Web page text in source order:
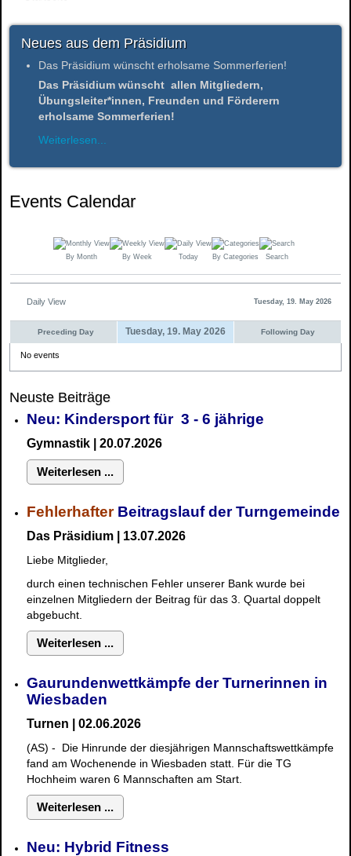
Neues aus dem Präsidium
Das Präsidium wünscht erholsame Sommerferien!
Das Präsidium wünscht allen Mitgliedern,
Übungsleiter*innen, Freunden und Förderern
erholsame Sommerferien!
Weiterlesen...
Events Calendar
By Month By Week Today By Categories Search
Daily View Tuesday, 19. May 2026
Preceding Day Tuesday, 19. May 2026 Following Day
No events
Neuste Beiträge
Neu: Kindersport für 3 - 6 jährige
Gymnastik | 20.07.2026
Weiterlesen ...
FehlerhafterBeitragslauf der Turngemeinde
Das Präsidium | 13.07.2026
Liebe Mitglieder,
durch einen technischen Fehler unserer Bank wurde bei
einzelnen Mitgliedern der Beitrag für das 3. Quartal doppelt
abgebucht.
Weiterlesen ...
Gaurundenwettkämpfe der Turnerinnen in
Wiesbaden
Turnen | 02.06.2026
(AS) - Die Hinrunde der diesjährigen Mannschaftswettkämpfe
fand am Wochenende in Wiesbaden statt. Für die TG
Hochheim waren 6 Mannschaften am Start.
Weiterlesen ...
Neu: Hybrid Fitness